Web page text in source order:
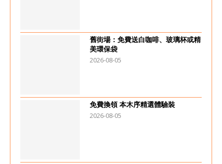
舊街場：免費送白咖啡、玻璃杯或精
美環保袋
2026-08-05
免費換領 本木序精選體驗裝
2026-08-05